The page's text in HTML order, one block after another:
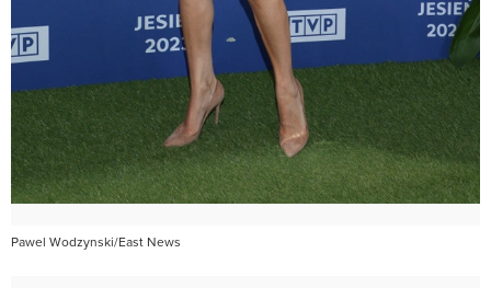
Pawel Wodzynski/East News